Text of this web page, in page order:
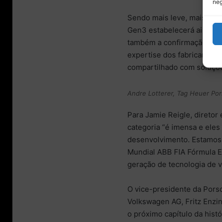
Sendo mais leve, mais
Gen3 estabelecerá ainda
também a confirmação de
expertise dos fabricantes
compartilhado com
Andre Lotterer, Tag Heuer
Para Jamie Reigle, diretor
categoria “é imensa e
desenvolvimento.
Mundial ABB FIA Fórmula
geração de tecnologia de
O vice-presidente da
Volkswagen AG, Fritz
o próximo capítulo da